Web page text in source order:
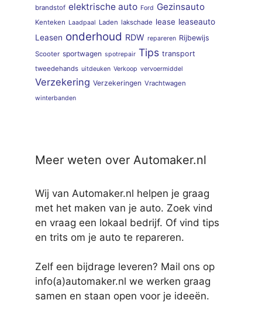
brandstof elektrische auto Ford Gezinsauto
Kenteken Laadpaal Laden lakschade lease leaseauto
Leasen onderhoud RDW repareren Rijbewijs
Scooter sportwagen spotrepair Tips transport
tweedehands uitdeuken Verkoop vervoermiddel
Verzekering Verzekeringen Vrachtwagen
winterbanden
Meer weten over Automaker.nl
Wij van Automaker.nl helpen je graag
met het maken van je auto. Zoek vind
en vraag een lokaal bedrijf. Of vind tips
en trits om je auto te repareren.
Zelf een bijdrage leveren? Mail ons op
info(a)automaker.nl we werken graag
samen en staan open voor je ideeën.